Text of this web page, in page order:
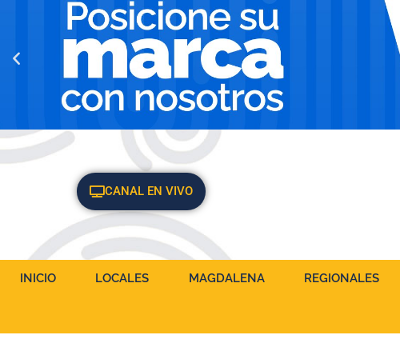
CANAL EN VIVO
INICIO LOCALES MAGDALENA REGIONALES